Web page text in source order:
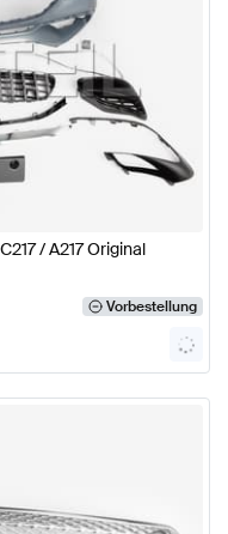
/ A217 Original
Vorbestellung